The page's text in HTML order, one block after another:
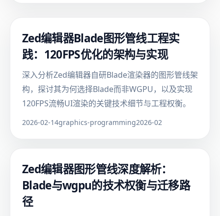
Zed编辑器Blade图形管线工程实
践：120FPS优化的架构与实现
深入分析Zed编辑器自研Blade渲染器的图形管线架
构，探讨其为何选择Blade而非WGPU，以及实现
120FPS流畅UI渲染的关键技术细节与工程权衡。
2026-02-14graphics-programming2026-02
Zed编辑器图形管线深度解析：
Blade与wgpu的技术权衡与迁移路
径